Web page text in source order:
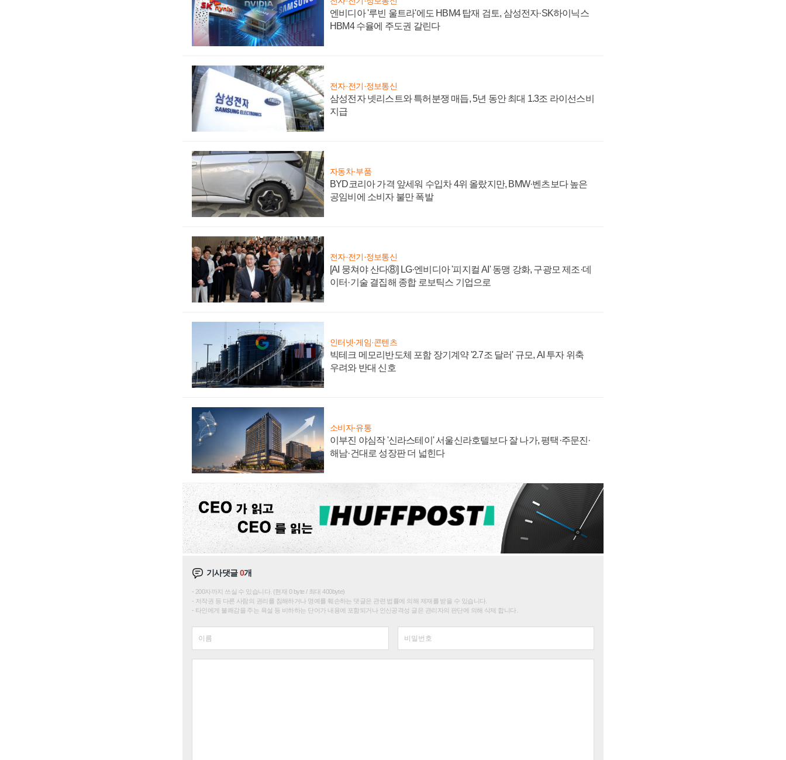
엔비디아 '루빈 울트라'에도 HBM4 탑재 검토, 삼성전자·SK하이닉스
HBM4 수율에 주도권 갈린다
전자·전기·정보통신
삼성전자 넷리스트와 특허분쟁 매듭, 5년 동안 최대 1.3조 라이선스비
지급
자동차·부품
BYD코리아 가격 앞세워 수입차 4위 올랐지만, BMW·벤츠보다 높은
공임비에 소비자 불만 폭발
전자·전기·정보통신
[AI 뭉쳐야 산다⑧] LG·엔비디아 '피지컬 AI' 동맹 강화, 구광모 제조·데
이터·기술 결집해 종합 로보틱스 기업으로
인터넷·게임·콘텐츠
빅테크 메모리반도체 포함 장기계약 '2.7조 달러' 규모, AI 투자 위축
우려와 반대 신호
소비자·유통
이부진 야심작 '신라스테이' 서울신라호텔보다 잘 나가, 평택·주문진·
해남·건대로 성장판 더 넓힌다
기사댓글0개
200자까지 쓰실 수 있습니다. (현재 0 byte / 최대 400byte)
저작권 등 다른 사람의 권리를 침해하거나 명예를 훼손하는 댓글은 관련 법률에 의해 제재를 받을 수 있습니다.
타인에게 불쾌감을 주는 욕설 등 비하하는 단어가 내용에 포함되거나 인신공격성 글은 관리자의 판단에 의해 삭제 합니다.